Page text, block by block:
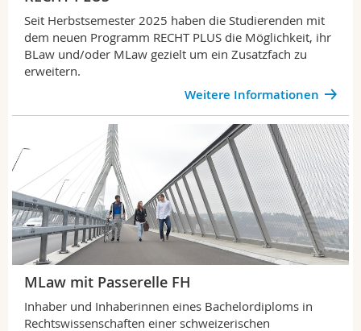
Seit Herbstsemester 2025 haben die Studierenden mit
dem neuen Programm RECHT PLUS die Möglichkeit, ihr
BLaw und/oder MLaw gezielt um ein Zusatzfach zu
erweitern.
Weitere Informationen
MLaw mit Passerelle FH
Inhaber und Inhaberinnen eines Bachelordiploms in
Rechtswissenschaften einer schweizerischen